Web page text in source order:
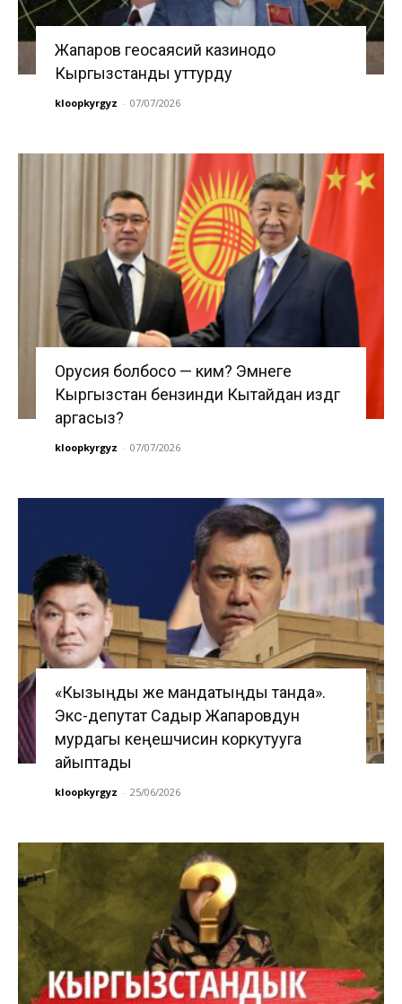
Жапаров геосаясий казинодо
Кыргызстанды уттурду
kloopkyrgyz - 07/07/2026
Орусия болбосо — ким? Эмнеге
Кыргызстан бензинди Кытайдан издөөгө
аргасыз?
kloopkyrgyz - 07/07/2026
«Кызыңды же мандатыңды танда».
Экс-депутат Садыр Жапаровдун
мурдагы кеңешчисин коркутууга
айыптады
kloopkyrgyz - 25/06/2026